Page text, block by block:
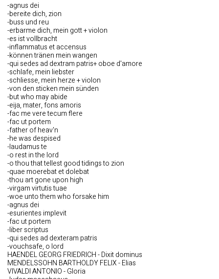
-agnus dei
-bereite dich, zion
-buss und reu
-erbarme dich, mein gott + violon
-es ist vollbracht
-inflammatus et accensus
-können tränen mein wangen
-qui sedes ad dextram patris+ oboe d'amore
-schlafe, mein liebster
-schliesse, mein herze + violon
-von den sticken mein sünden
-but who may abide
-eija, mater, fons amoris
-fac me vere tecum flere
-fac ut portem
-father of heav'n
-he was despised
-laudamus te
-o rest in the lord
-o thou that tellest good tidings to zion
-quae moerebat et dolebat
-thou art gone upon high
-virgam virtutis tuae
-woe unto them who forsake him
-agnus dei
-esurientes implevit
-fac ut portem
-liber scriptus
-qui sedes ad dexteram patris
-vouchsafe, o lord
HAENDEL GEORG FRIEDRICH - Dixit dominus
MENDELSSOHN BARTHOLDY FELIX - Elias
VIVALDI ANTONIO - Gloria